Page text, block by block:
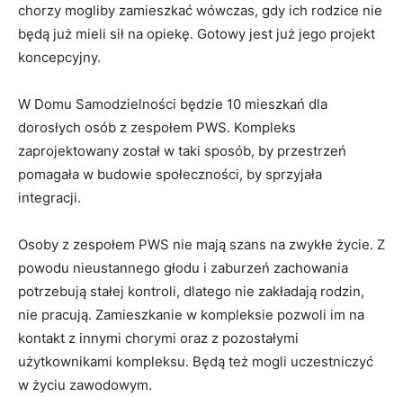
chorzy mogliby zamieszkać wówczas, gdy ich rodzice nie
będą już mieli sił na opiekę. Gotowy jest już jego projekt
koncepcyjny.
W Domu Samodzielności będzie 10 mieszkań dla
dorosłych osób z zespołem PWS. Kompleks
zaprojektowany został w taki sposób, by przestrzeń
pomagała w budowie społeczności, by sprzyjała
integracji.
Osoby z zespołem PWS nie mają szans na zwykłe życie. Z
powodu nieustannego głodu i zaburzeń zachowania
potrzebują stałej kontroli, dlatego nie zakładają rodzin,
nie pracują. Zamieszkanie w kompleksie pozwoli im na
kontakt z innymi chorymi oraz z pozostałymi
użytkownikami kompleksu. Będą też mogli uczestniczyć
w życiu zawodowym.